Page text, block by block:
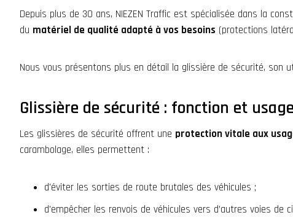
Depuis plus de 30 ans, NIEZEN Traffic est spécialisée dans la
du matériel de qualité adapté à vos besoins (protections
Nous vous présentons plus en détail la glissière de sécurité,
Glissière de sécurité : fonction et usage
Les glissières de sécurité offrent une protection vitale aux
carambolage, elles permettent :
d'éviter les sorties de route brutales des véhicules ;
d'empêcher les renvois de véhicules vers d’autres voies